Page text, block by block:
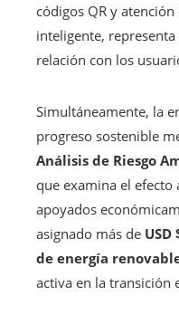
códigos QR y
inteligente,
relación con los
Simultáneamente, la
progreso sostenible
Análisis de Riesgo
que examina el
apoyados
asignado más de
de energía
activa en la transición